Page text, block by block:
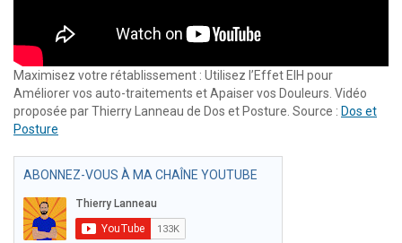
Maximisez votre rétablissement : Utilisez l’Effet EIH pour
Améliorer vos auto-traitements et Apaiser vos Douleurs. Vidéo
proposée par Thierry Lanneau de Dos et Posture. Source : Dos et
Posture
ABONNEZ-VOUS À MA CHAÎNE YOUTUBE